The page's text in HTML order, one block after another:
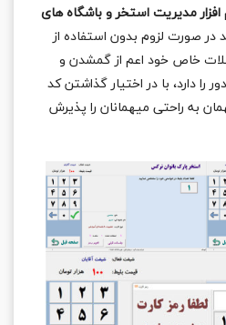
افزار مدیریت استخر و باشگاه های
در صورت لزوم بدون استفاده از
خاص خود اعم از گمشدن و
دارد، با در اختیار گذاشتن کد
به راحتی میهمانان را پذیرش